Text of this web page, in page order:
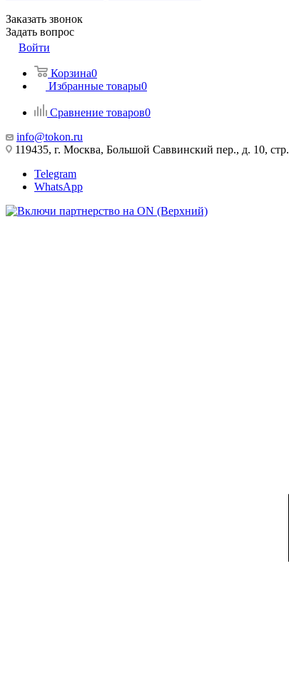
Заказать звонок
Задать вопрос
Войти
Корзина0
Избранные товары0
Сравнение товаров0
info@tokon.ru
119435, г. Москва, Большой Саввинский пер., д. 10,
Telegram
WhatsApp